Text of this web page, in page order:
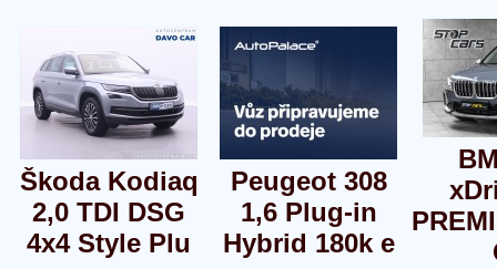
Škoda Kodiaq
2,0 TDI DSG
4x4 Style Plu
Peugeot 308
1,6 Plug-in
Hybrid 180k e